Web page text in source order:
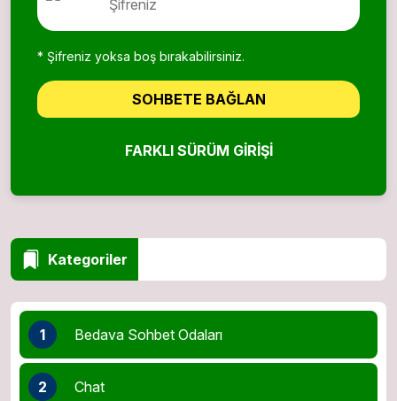
* Şifreniz yoksa boş bırakabilirsiniz.
SOHBETE BAĞLAN
FARKLI SÜRÜM GIRIŞI
Kategoriler
1 Bedava Sohbet Odaları
2 Chat